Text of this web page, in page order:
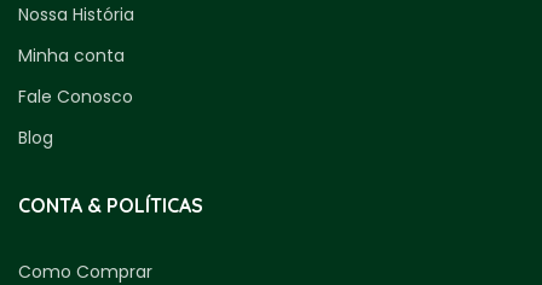
Nossa História
Minha conta
Fale Conosco
Blog
CONTA & POLÍTICAS
Como Comprar